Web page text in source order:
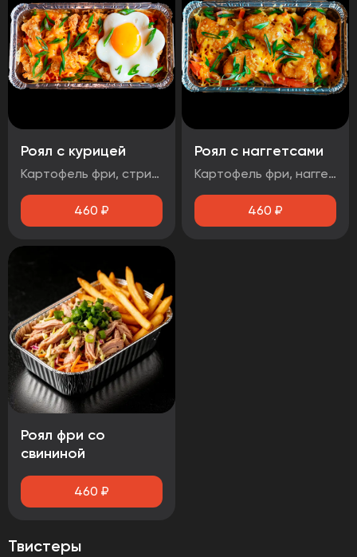
Роял с курицей
Картофель фри, стрипсы, яйцо, соус чесночный, помидор, зеленый лук, сыр
460 ₽
Роял с наггетсами
Картофель фри, наггетсы, яйцо, соус сырный, помидор, сыр, зеленый лук
460 ₽
Роял фри со
свининой
460 ₽
Твистеры